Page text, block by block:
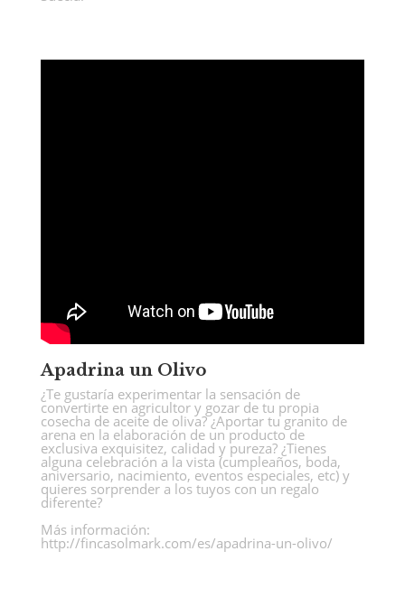
Apadrina un Olivo
¿Te gustaría experimentar la sensación de
convertirte en agricultor y gozar de tu propia
cosecha de aceite de oliva? ¿Aportar tu granito de
arena en la elaboración de un producto de
exclusiva exquisitez, calidad y pureza? ¿Tienes
alguna celebración a la vista (cumpleaños, boda,
aniversario, nacimiento, eventos especiales, etc) y
quieres sorprender a los tuyos con un regalo
diferente?
Más información:
http://fincasolmark.com/es/apadrina-un-olivo/